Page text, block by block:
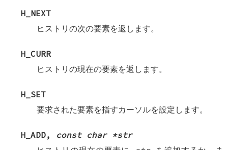
H_NEXT
ヒストリの次の要素を返します。
H_CURR
ヒストリの現在の要素を返します。
H_SET
要求された要素を指すカーソルを設定します。
H_ADD, const char *str